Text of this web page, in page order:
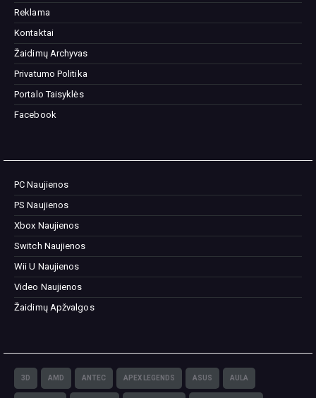
Reklama
Kontaktai
Žaidimų Archyvas
Privatumo Politika
Portalo Taisyklės
Facebook
PC Naujienos
PS Naujienos
Xbox Naujienos
Switch Naujienos
Wii U Naujienos
Video Naujienos
Žaidimų Apžvalgos
3D AMD ANTEC APEX LEGENDS ASUS AULA